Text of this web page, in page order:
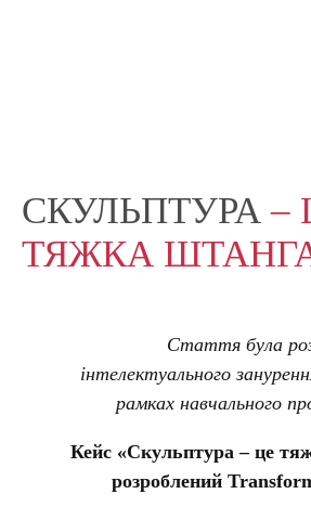
СКУЛЬПТУРА–
ТЯЖКА
Стаття була
інтелектуального
рамках навчального
Кейс «Скульптура – це
розроблений